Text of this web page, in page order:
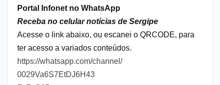
Portal Infonet no WhatsApp
Receba no celular notícias de Sergipe
Acesse o link abaixo, ou escanei o QRCODE, para
ter acesso a variados conteúdos.
https://whatsapp.com/channel/
0029Va6S7EtDJ6H43